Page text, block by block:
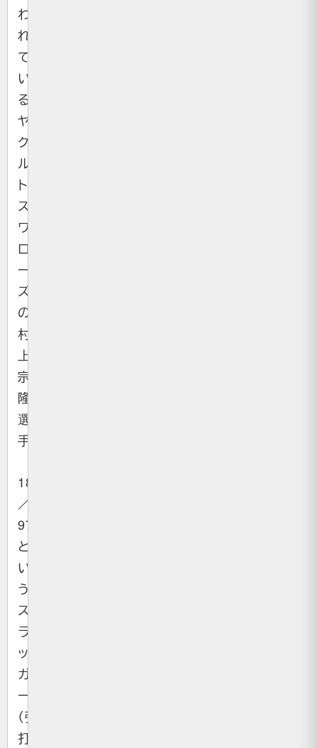
わ
れ
て
い
る
ヤ
ク
ル
ト
ス
ワ
ロ
ー
ズ
の
村
上
宗
隆
選
手。
188cm
／
97kg
と
い
う
ス
ラ
ッ
ガ
ー
（強
打